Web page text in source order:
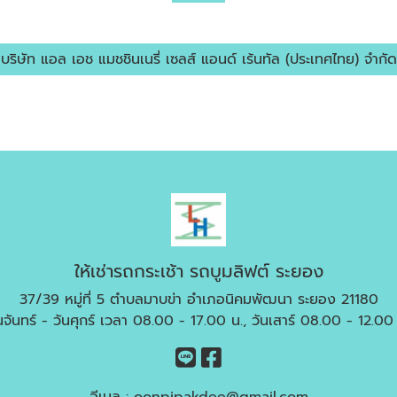
บริษัท แอล เอช แมชชินเนรี่ เซลส์ แอนด์ เร้นทัล (ประเทศไทย) จำกัด
ให้เช่ารถกระเช้า รถบูมลิฟต์ ระยอง
37/39 หมู่ที่ 5 ตำบลมาบข่า อำเภอนิคมพัฒนา ระยอง 21180
นทร์ - วันศุกร์ เวลา 08.00 - 17.00 น., วันเสาร์ 08.00 -